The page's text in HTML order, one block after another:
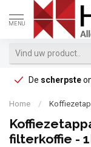
MENU
De scherpste
Home /
filterkoffie -